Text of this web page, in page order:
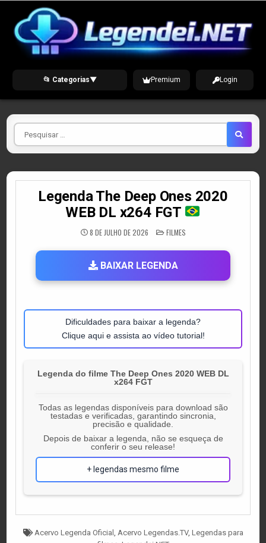
content
📂 Categorias▼ Premium Login
Pesquisar
por
Legenda The Deep Ones 2020
WEB DL x264 FGT
8 DE JULHO DE 2026 POSTED
IN
FILMES
BAIXAR LEGENDA
Dificuldades para baixar a legenda?
Clique aqui e assista ao vídeo tutorial!
Legenda do filme The Deep Ones 2020 WEB DL
x264 FGT
Todas as legendas disponíveis para download são
testadas e verificadas, garantindo sincronia,
precisão e qualidade.
Depois de baixar a legenda, não se esqueça de
conferir o seu release!
+ legendas mesmo filme
Tagged
Acervo Legenda Oficial , Acervo Legendas.TV, Legendas para